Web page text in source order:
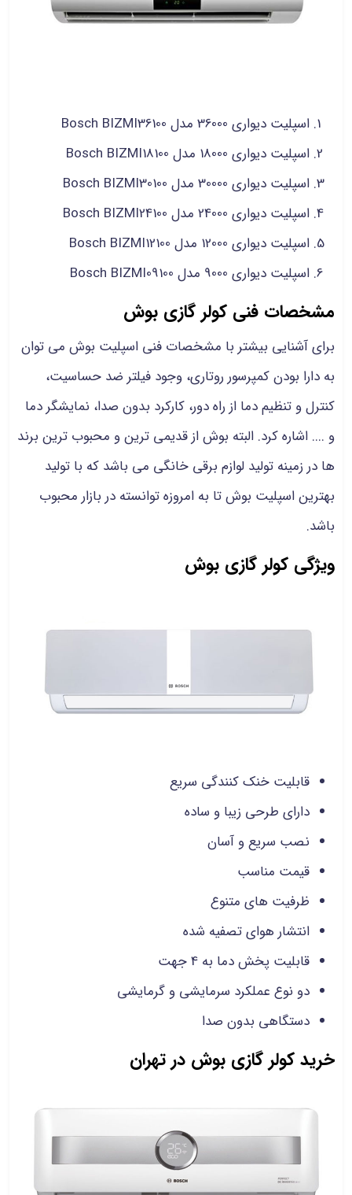
اسپلیت دیواری 36000 مدل Bosch BIZMI36100
اسپلیت دیواری 18000 مدل Bosch BIZMI18100
اسپلیت دیواری 30000 مدل Bosch BIZMI30100
اسپلیت دیواری 24000 مدل Bosch BIZMI24100
اسپلیت دیواری 12000 مدل Bosch BIZMI12100
اسپلیت دیواری 9000 مدل Bosch BIZMI09100
مشخصات فنی کولر گازی بوش
برای آشنایی بیشتر با مشخصات فنی اسپلیت بوش می توان
به دارا بودن کمپرسور روتاری، وجود فیلتر ضد حساسیت،
کنترل و تنظیم دما از راه دور، کارکرد بدون صدا، نمایشگر دما
و .... اشاره کرد. البته بوش از قدیمی ترین و محبوب ترین برند
ها در زمینه تولید لوازم برقی خانگی می باشد که با تولید
بهترین اسپلیت بوش تا به امروزه توانسته در بازار محبوب
باشد.
ویژگی کولر گازی بوش
قابلیت خنک کنندگی سریع
دارای طرحی زیبا و ساده
نصب سریع و آسان
قیمت مناسب
ظرفیت های متنوع
انتشار هوای تصفیه شده
قابلیت پخش دما به 4 جهت
دو نوع عملکرد سرمایشی و گرمایشی
دستگاهی بدون صدا
خرید کولر گازی بوش در تهران